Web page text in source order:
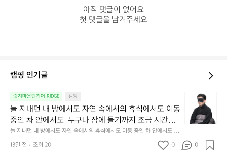
아직 댓글이 없어요
첫 댓글을 남겨주세요
캠핑 인기글
릿지마운틴기어 RIDGE 캠핑
늘 지내던 내 방에서도 자연 속에서의 휴식에서도 이동
중인 차 안에서도  누구나 잠에 들기까지 조금 시간이
걸리는 순간이 있습니다.  그럴 때는 차분하게 눈을 가
려보세요. 마치 암막 커튼을 조용히 내리듯이.  Polarte
c® Wind Pro™의 온기가 눈가를 포근히 감싸줍니다.
늘 지내던 내 방에서도 자연 속에서의 휴식에서도 이동 중인 차 안에서도  누
구나 잠에 들기까지 조금 시간이 걸리는 순간이 있습니다.  그럴 때는 차분하
게 눈을 가려보세요. 마치 암막 커튼을 조용히 내리듯이.  Polartec® Wind
내
던
방
13일 전 조회 20 0 0